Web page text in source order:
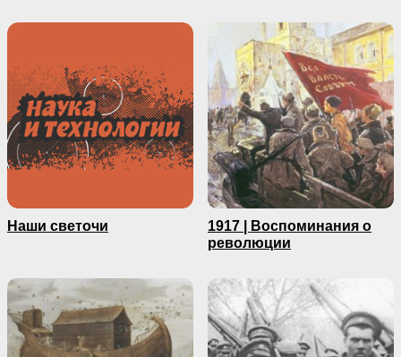
Наши светочи
1917 | Воспоминания о
революции